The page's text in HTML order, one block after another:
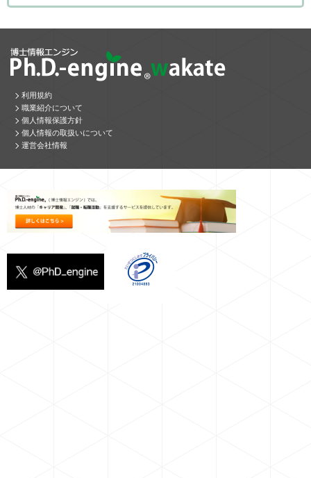
利用規約
職業紹介について
個人情報保護方針
個人情報の取扱いについて
運営会社情報